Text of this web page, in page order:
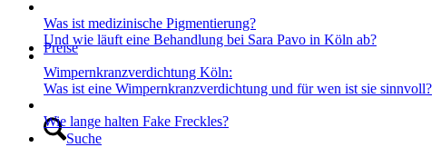
Preise
Suche
Was ist medizinische Pigmentierung?
Und wie läuft eine Behandlung bei Sara Pavo in Köln ab?
Wimpernkranz­verdichtung Köln:
Was ist eine Wimpernkranz­verdichtung und für wen ist sie sinnvoll?
Wie lange halten Fake Freckles?